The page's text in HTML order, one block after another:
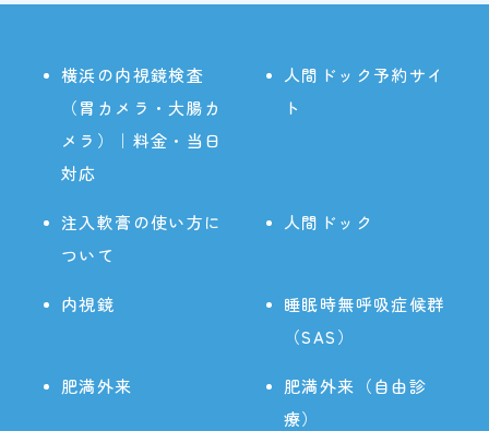
横浜の内視鏡検査
（胃カメラ・大腸カ
メラ）｜料金・当日
対応
人間ドック予約サイ
ト
注入軟膏の使い方に
ついて
人間ドック
内視鏡
睡眠時無呼吸症候群
（SAS）
肥満外来
肥満外来（自由診
療）